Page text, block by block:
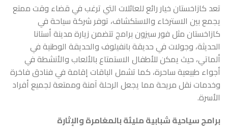
تعد كازاخستان خيار رائع للعائلات التي ترغب في قضاء وقت ممتع
يجمع بين الاسترخاء والاستكشاف، توفر شركة سياحة في
كازاخستان مثل فور سيزون برامج تتضمن زيارة مدينة أستانا
الحديثة، وجولات في حديقة بانفيلوف والحديقة الوطنية في
ألماتي، حيث يمكن للأطفال الاستمتاع بالألعاب والأنشطة في
أجواء طبيعية ساحرة، كما تشمل الباقات إقامة في فنادق فاخرة
وخدمات نقل مريحة مما يجعل الرحلة آمنة وممتعة لجميع أفراد
الأسرة.
برامج سياحية شبابية مليئة بالمغامرة والإثارة